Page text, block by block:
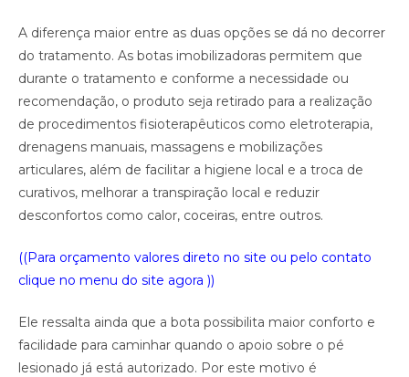
A diferença maior entre as duas opções se dá no decorrer
do tratamento. As botas imobilizadoras permitem que
durante o tratamento e conforme a necessidade ou
recomendação, o produto seja retirado para a realização
de procedimentos fisioterapêuticos como eletroterapia,
drenagens manuais, massagens e mobilizações
articulares, além de facilitar a higiene local e a troca de
curativos, melhorar a transpiração local e reduzir
desconfortos como calor, coceiras, entre outros.
((Para orçamento valores direto no site ou pelo contato
clique no menu do site agora ))
Ele ressalta ainda que a bota possibilita maior conforto e
facilidade para caminhar quando o apoio sobre o pé
lesionado já está autorizado. Por este motivo é